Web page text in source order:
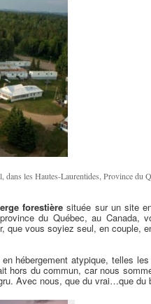
les Hautes-Laurentides, Province du
forestière située sur un site
du Québec, au Canada,
que vous soyiez seul, en couple,
en hébergement atypique, telles
hors du commun, car nous
Avec nous, que du vrai…que du